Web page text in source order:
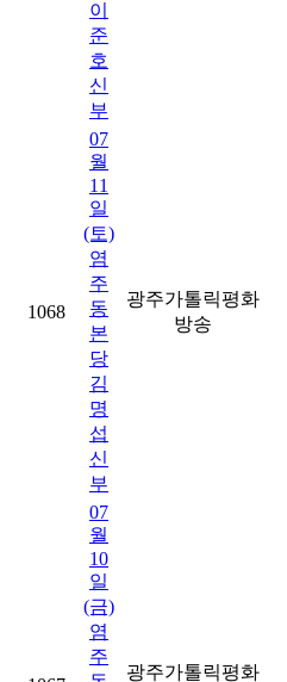
이
준
호
신
부
1068
07
월
11
일
(토)
염
주
동
본
당
김
명
섭
신
부
광주가톨릭평화
방송
07
월
10
일
(금)
염
주
광주가톨릭평화